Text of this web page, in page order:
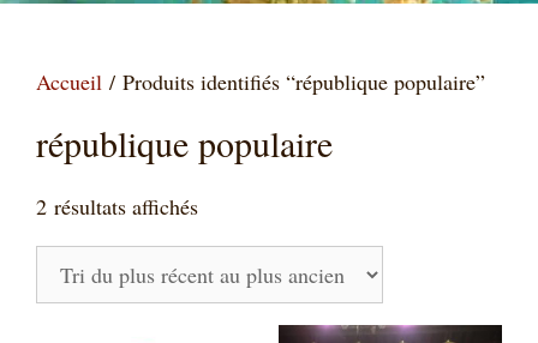
Accueil / Produits identifiés “république populaire”
république populaire
2 résultats affichésTrié
du
plus
récent